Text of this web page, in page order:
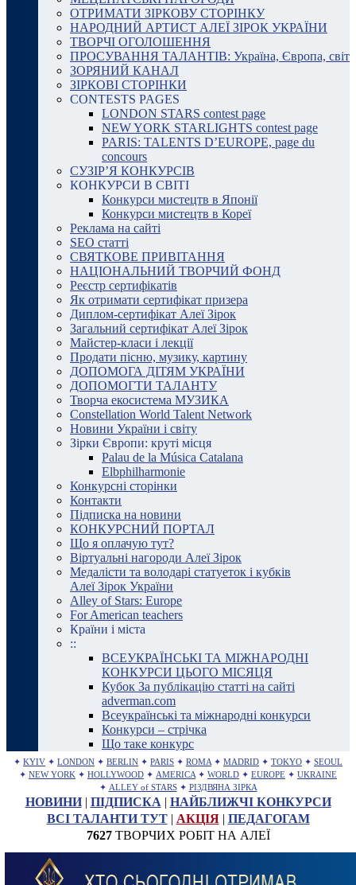
ОТРИМАТИ ЗІРКОВУ СТОРІНКУ
НАРОДНИЙ АРТИСТ АЛЕЇ ЗІРОК УКРАЇНИ
ТВОРЧІ ОГОЛОШЕННЯ
ПРОСУВАННЯ ТАЛАНТІВ: Україна, Європа, світ
ЗОРЯНИЙ КАНАЛ
ЗІРКОВІ СТОРІНКИ
CONTESTS PAGES
LONDON STARS contest page
NEW YORK STARLIGHTS contest page
PARIS: TALENTS D’EUROPE, page du
concours
СУЗІР’Я КОНКУРСІВ
КОНКУРСИ В СВІТІ
Конкурси мистецтв в Японії
Конкурси мистецтв в Кореї
Реклама на сайті
SEO статті
СВЯТКОВЕ ПРИВІТАННЯ
НАЦІОНАЛЬНИЙ ТВОРЧИЙ ФОНД
Реєстр сертифікатів
Як отримати сертифікат призера
Диплом-сертифікат Алеї Зірок
Загальний сертифікат Алеї Зірок
Майстер-класи і лекції
Продати пісню, музику, картину
ДОПОМОГА ДІТЯМ УКРАЇНИ
ДОПОМОГТИ ТАЛАНТУ
Творча екосистема МУЗИКА
Constellation World Talent Network
Новини України і світу
Зірки Європи: круті місця
Palau de la Música Catalana
Elbphilharmonie
Конкурсні сторінки
Контакти
Підписка на новини
КОНКУРСНИЙ ПОРТАЛ
Що я оплачую тут?
Віртуальні нагороди Алеї Зірок
Медалісти та володарі статуеток і кубків
Алеї Зірок України
Alley of Stars: Europe
For American teachers
Країни і міста
::
ВСЕУКРАЇНСЬКІ ТА МІЖНАРОДНІ
КОНКУРСИ ЦЬОГО МІСЯЦЯ
Кубок За публікацію статті на сайті
adverman.com
Всеукраїнські та міжнародні конкурси
Конкурси – стрічка
Що таке конкурс
✦ KYIV ✦ LONDON ✦ BERLIN ✦ PARIS ✦ ROMA ✦ MADRID ✦ TOKYO ✦ SEOUL
✦ NEW YORK ✦ HOLLYWOOD ✦ AMERICA ✦ WORLD ✦ EUROPE ✦ UKRAINE
✦ ALLEY of STARS ✦ РІЗДВЯНА ЗІРКА
НОВИНИ| ПІДПИСКА | НАЙБЛИЖЧІ КОНКУРСИ
ВСІ ТАЛАНТИ ТУТ| АКЦІЯ| ПЕДАГОГАМ
7627ТВОРЧИХ РОБІТ НА АЛЕЇ